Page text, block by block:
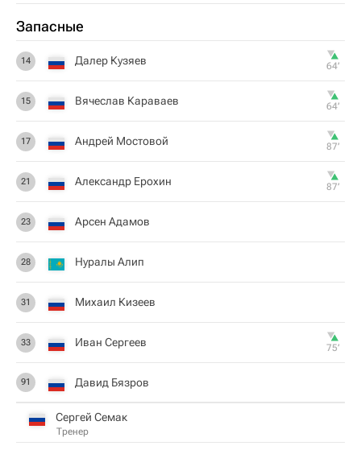
Запасные
14 Далер Кузяев 64‎’‎
15 Вячеслав Караваев 64‎’‎
17 Андрей Мостовой 87‎’‎
21 Александр Ерохин 87‎’‎
23 Арсен Адамов
28 Нуралы Алип
31 Михаил Кизеев
33 Иван Сергеев 75‎’‎
91 Давид Бязров
Сергей Семак
Тренер